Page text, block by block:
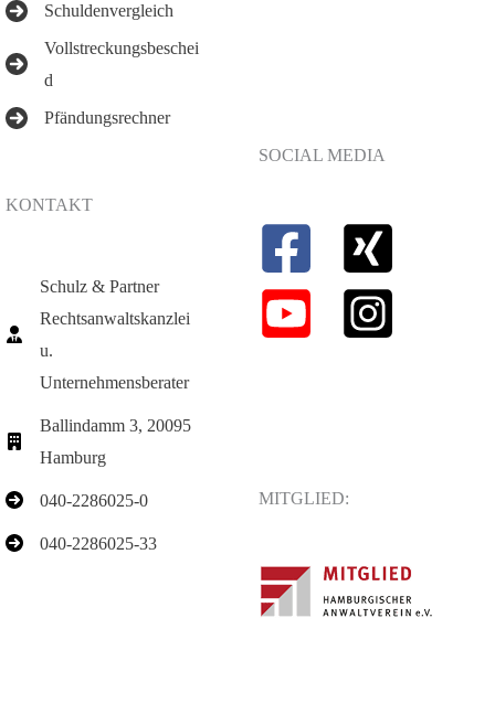
Schuldenvergleich
Vollstreckungsbeschei
d
Pfändungsrechner
KONTAKT
Schulz & Partner
Rechtsanwaltskanzlei
u.
Unternehmensberater
Ballindamm 3, 20095
Hamburg
040-2286025-0
040-2286025-33
SOCIAL MEDIA
MITGLIED: